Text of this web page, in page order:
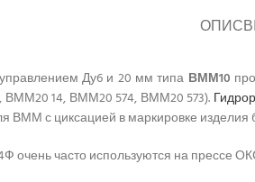
ОПИС
Ду6 и 20 мм типа ВММ10
14, ВММ20 574, ВММ20 573).
с циксацией в маркировке изделия
часто используются на прессе